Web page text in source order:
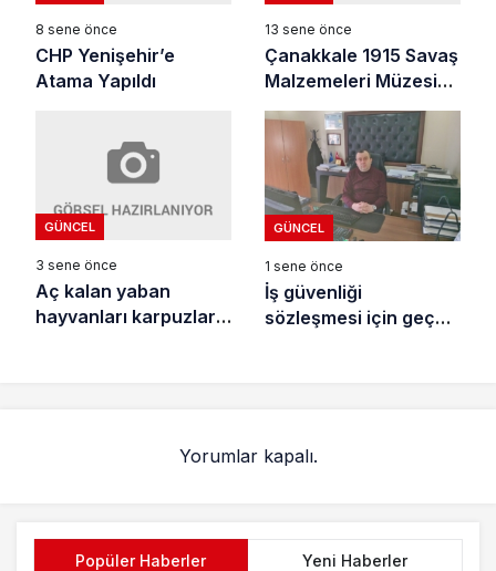
8 sene önce
CHP Yenişehir’e
Atama Yapıldı
13 sene önce
Çanakkale 1915 Savaş
Malzemeleri Müzesini
Ziyaret Ettiler
GÜNCEL
3 sene önce
Aç kalan yaban
hayvanları karpuzlara
GÜNCEL
1 sene önce
İş güvenliği
sözleşmesi için geç
Yorumlar kapalı.
Popüler Haberler Yeni Haberler